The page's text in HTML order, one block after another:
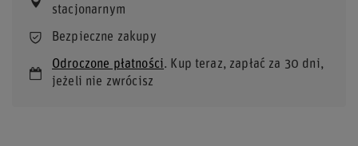
stacjonarnym
Bezpieczne zakupy
Odroczone płatności. Kup teraz, zapłać za 30 dni,
jeżeli nie zwrócisz